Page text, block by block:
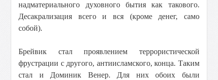
надматериального духовного бытия как такового.
Десакрализация всего и вся (кроме денег, само
собой).
Брейвик стал проявлением террористической
фрустрации с другого, антиисламского, конца. Таким
стал и Доминик Венер. Для них обоих были